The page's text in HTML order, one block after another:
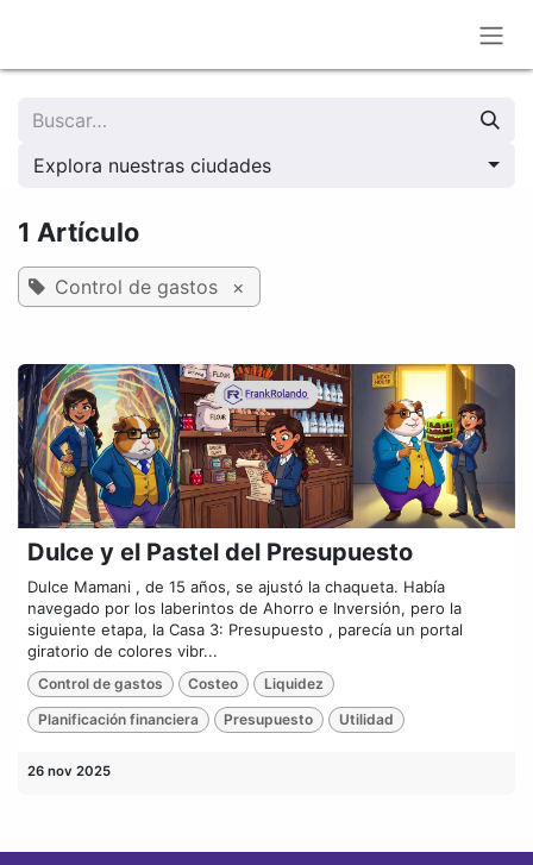
Explora nuestras ciudades
1 Artículo
Control de gastos ×
Dulce y el Pastel del Presupuesto
Dulce Mamani , de 15 años, se ajustó la chaqueta. Había
navegado por los laberintos de Ahorro e Inversión, pero la
siguiente etapa, la Casa 3: Presupuesto , parecía un portal
giratorio de colores vibr...
Control de gastos Costeo Liquidez
Planificación financiera Presupuesto Utilidad
26 nov 2025